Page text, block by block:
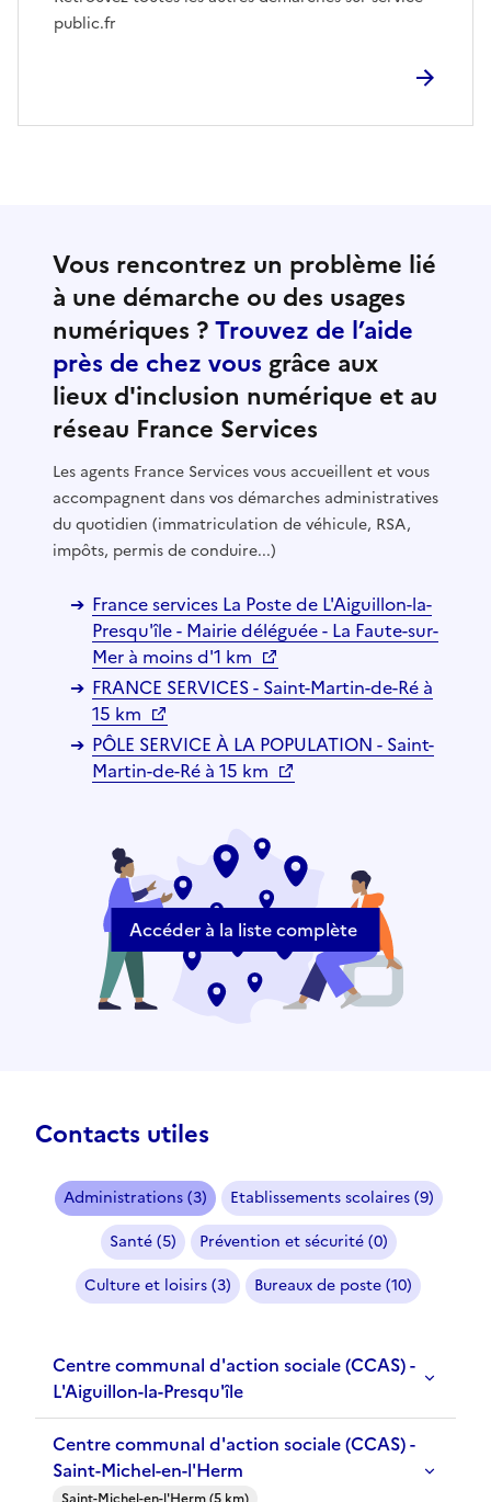
public.fr
Vous rencontrez un problème lié
à une démarche ou des usages
numériques ?Trouvez de l’aide
près de chez vous grâce aux
lieux d'inclusion numérique et au
réseau France Services
Les agents France Services vous accueillent et vous
accompagnent dans vos démarches administratives
du quotidien (immatriculation de véhicule, RSA,
impôts, permis de conduire...)
France services La Poste de L'Aiguillon-la-
Presqu'île - Mairie déléguée - La Faute-sur-
Mer à moins d'1 km
FRANCE SERVICES - Saint-Martin-de-Ré à
15 km
PÔLE SERVICE À LA POPULATION - Saint-
Martin-de-Ré à 15 km
Accéder à la liste complète
Contacts utiles
Administrations (3)
Etablissements scolaires (9)
Santé (5)
Prévention et sécurité (0)
Culture et loisirs (3)
Bureaux de poste (10)
Centre communal d'action sociale (CCAS) -
L'Aiguillon-la-Presqu'île
Centre communal d'action sociale (CCAS) -
Saint-Michel-en-l'Herm